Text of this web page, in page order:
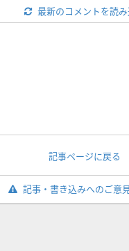
最新のコメントを読
記事ページに戻る
記事・書き込みへのご意